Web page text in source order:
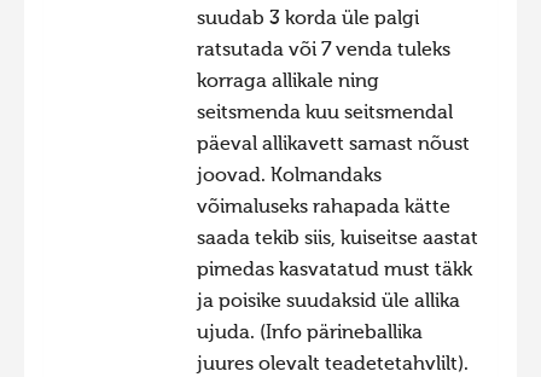
suudab 3 korda üle palgi
ratsutada või 7 venda tuleks
korraga allikale ning
seitsmenda kuu seitsmendal
päeval allikavett samast nõust
joovad. Kolmandaks
võimaluseks rahapada kätte
saada tekib siis, kuiseitse aastat
pimedas kasvatatud must täkk
ja poisike suudaksid üle allika
ujuda. (Info pärineballika
juures olevalt teadetetahvlilt).